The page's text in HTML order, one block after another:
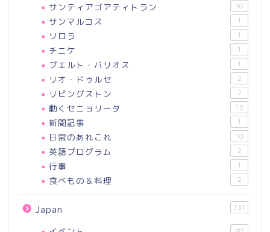
サンティアゴアティトラン 50
サンマルコス 1
ソロラ 1
チニケ 1
プエルト・バリオス 1
リオ・ドゥルセ 2
リビングストン 2
動くセニョリータ 13
新聞記事 1
日常のあれこれ 10
英語プログラム 2
行事 1
食べもの＆料理 2
Japan 131